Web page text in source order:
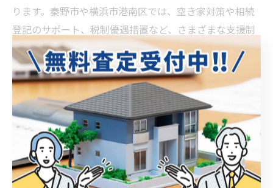
ります。秦野市や横浜市港南区では、空き家対策や相続
登記のサポート、税制優遇措置など、さまざまな支援制
度が用意されています。
具体的には、空き家バンクや無料相談窓口の利用、固定
資産税の減免措置などが挙げられます。過去には、行政
の専門相談員によるアドバイスを受けて、相続物件の売
却手続きをスムーズに進められた事例もあります。ま
た、各種補助金や助成金の活用により、リフォームや解
体費用の一部を補填できる場合もあります。